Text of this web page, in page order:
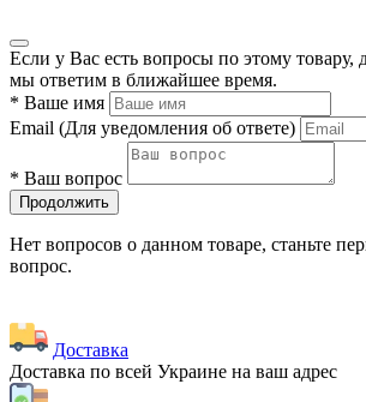
Если у Вас есть вопросы по этому товару,
мы ответим в ближайшее время.
* Ваше имя
Email (Для уведомления об ответе)
* Ваш вопрос
Продолжить
Нет вопросов о данном товаре, станьте
вопрос.
Доставка
Доставка по всей Украине на ваш адрес